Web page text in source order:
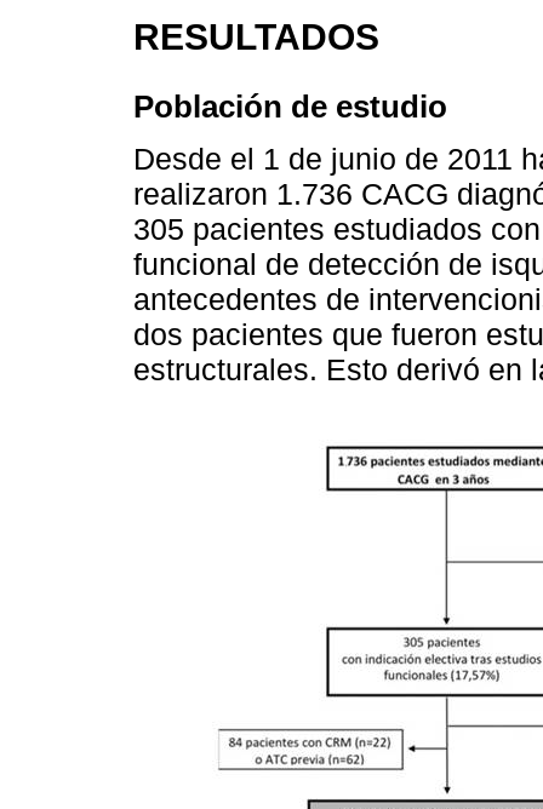
RESULTADOS
Población de estudio
Desde el 1 de junio de 2011
realizaron 1.736 CACG
305 pacientes estudiados
funcional de detección de
antecedentes de
dos pacientes que fueron
estructurales. Esto derivó en